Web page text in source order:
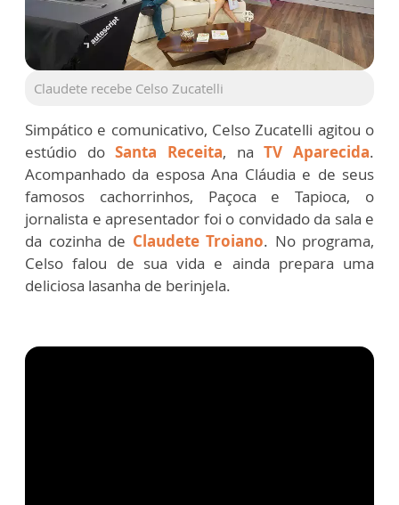
Claudete recebe Celso Zucatelli
Simpático e comunicativo, Celso Zucatelli agitou o
estúdio doSanta Receita, naTV Aparecida.
Acompanhado da esposa Ana Cláudia e de seus
famosos cachorrinhos, Paçoca e Tapioca, o
jornalista e apresentador foi o convidado da sala e
da cozinha de Claudete Troiano. No programa,
Celso falou de sua vida e ainda prepara uma
deliciosa lasanha de berinjela.